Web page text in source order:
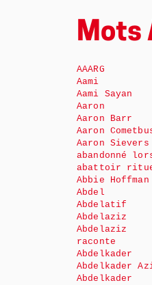
Mots
AAARG
Aami
Aami Sayan
Aaron
Aaron Barr
Aaron
Aaron Sievers
abandonné
abattoir
Abbie Hoffman
Abdel
Abdelatif
Abdelaziz
Abdelaziz
raconte
Abdelkader
Abdelkader
Abdelkader